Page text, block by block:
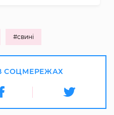
#свині
СОЦМЕРЕЖАХ